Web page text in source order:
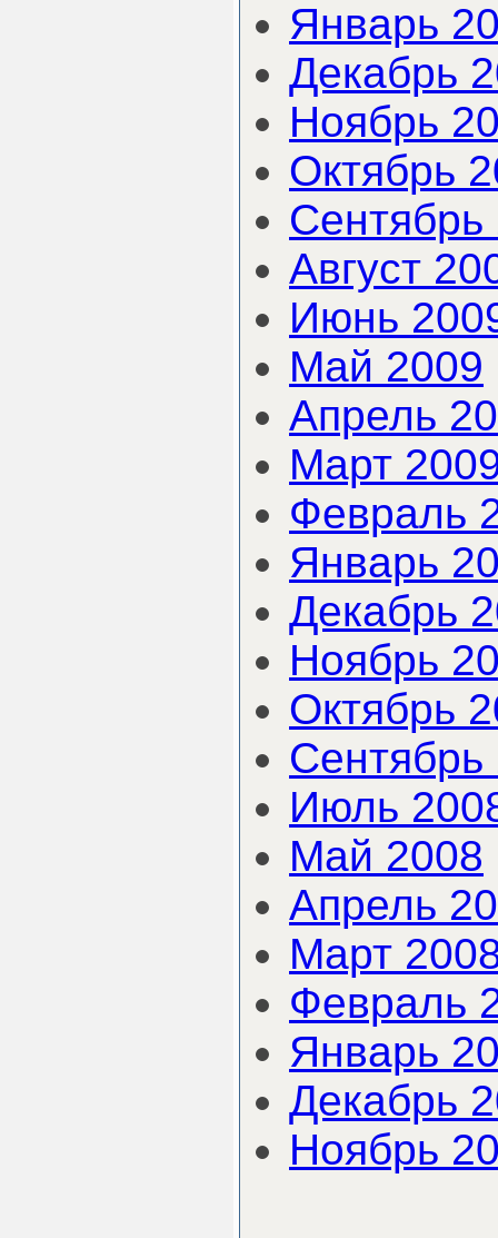
Январь
Декабрь
Ноябрь
Октябрь
Сентябрь
Август
Июнь
Май 2009
Апрель
Март
Февраль
Январь
Декабрь
Ноябрь
Октябрь
Сентябрь
Июль
Май 2008
Апрель
Март
Февраль
Январь
Декабрь
Ноябрь